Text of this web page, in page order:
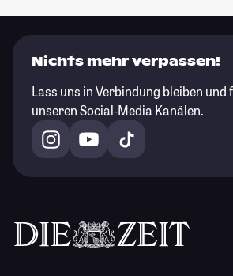
Nichts mehr verpassen!
Lass uns in Verbindung bleiben und
unseren Social-Media Kanälen.